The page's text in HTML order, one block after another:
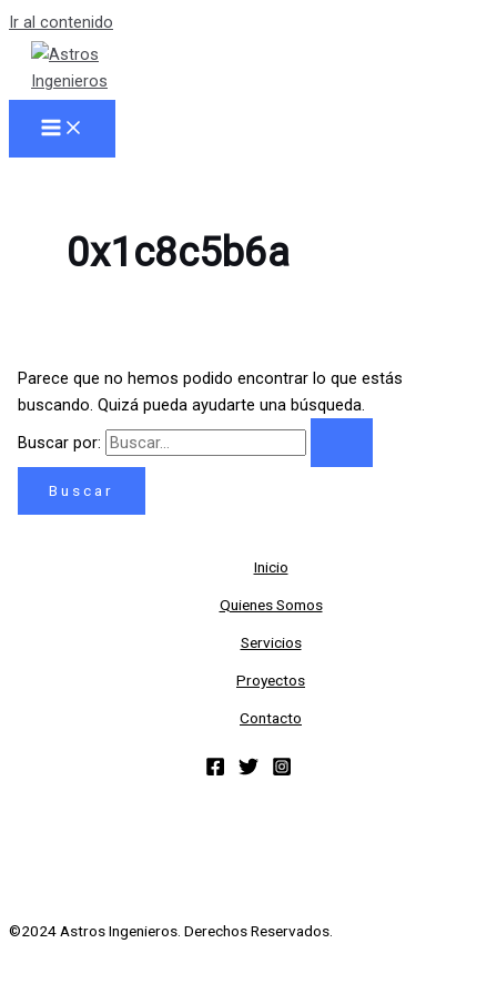
Ir al contenido
0x1c8c5b6a
Parece que no hemos podido encontrar lo que estás
buscando. Quizá pueda ayudarte una búsqueda.
Buscar por:
Inicio
Quienes Somos
Servicios
Proyectos
Contacto
©2024 Astros Ingenieros. Derechos Reservados.